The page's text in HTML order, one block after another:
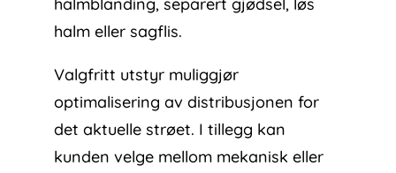
halmblanding, separert gjødsel, løs
halm eller sagflis.
Valgfritt utstyr muliggjør
optimalisering av distribusjonen for
det aktuelle strøet. I tillegg kan
kunden velge mellom mekanisk eller